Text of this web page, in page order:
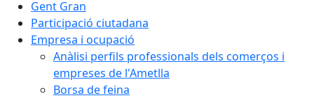
Gent Gran
Participació ciutadana
Empresa i ocupació
Anàlisi perfils professionals dels comerços i
empreses de l'Ametlla
Borsa de feina